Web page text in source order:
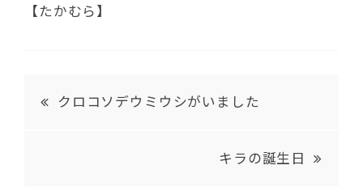
【たかむら】
クロコソデウミウシがいました
キラの誕生日